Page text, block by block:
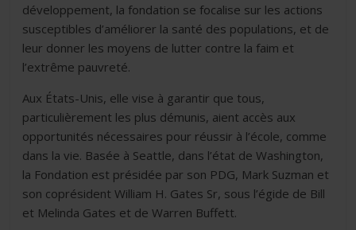
développement, la fondation se focalise sur les actions
susceptibles d’améliorer la santé des populations, et de
leur donner les moyens de lutter contre la faim et
l’extrême pauvreté.
Aux États-Unis, elle vise à garantir que tous,
particulièrement les plus démunis, aient accès aux
opportunités nécessaires pour réussir à l’école, comme
dans la vie. Basée à Seattle, dans l’état de Washington,
la Fondation est présidée par son PDG, Mark Suzman et
son coprésident William H. Gates Sr, sous l’égide de Bill
et Melinda Gates et de Warren Buffett.